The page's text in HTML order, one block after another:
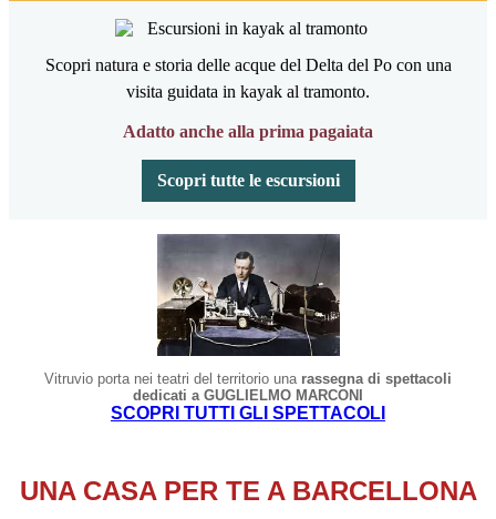
Scopri natura e storia delle acque del Delta del Po con una
visita guidata in kayak al tramonto.
Adatto anche alla prima pagaiata
Scopri tutte le escursioni
Vitruvio porta nei teatri del territorio una rassegna di spettacoli
dedicati a GUGLIELMO MARCONI
SCOPRI TUTTI GLI SPETTACOLI
UNA CASA PER TE A BARCELLONA